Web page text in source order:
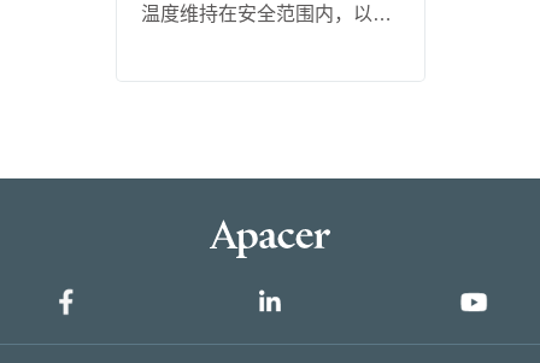
温度维持在安全范围内，以保
工业用SSD系列
PV250-M230